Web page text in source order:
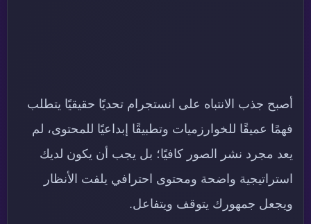
أصبح جذب الانتباه على انستجرام تحديًا حقيقيًا يتطلب
فهمًا عميقًا للخوارزميات وتطبيقًا إبداعيًا للمحتوى، لم
يعد مجرد نشر الصور كافيًا؛ بل يجب أن يكون لديك
استراتيجية واضحة ومحتوى احترافي يلفت الأنظار
ويجعل جمهورك يتوقف ويتفاعل.